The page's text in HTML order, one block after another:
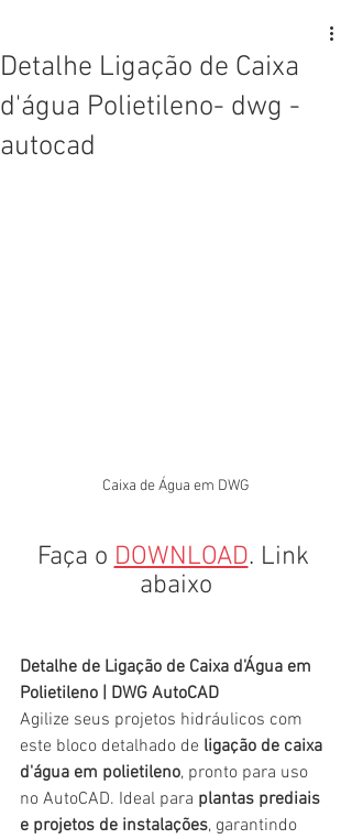
Detalhe Ligação de Caixa
d'água Polietileno- dwg -
autocad
Caixa de Água em DWG
Faça o DOWNLOAD. Link
abaixo
Detalhe de Ligação de Caixa d'Água em
Polietileno | DWG AutoCAD
Agilize seus projetos hidráulicos com
este bloco detalhado de ligação de caixa
d'água em polietileno, pronto para uso
no AutoCAD. Ideal para plantas prediais
e projetos de instalações, garantindo